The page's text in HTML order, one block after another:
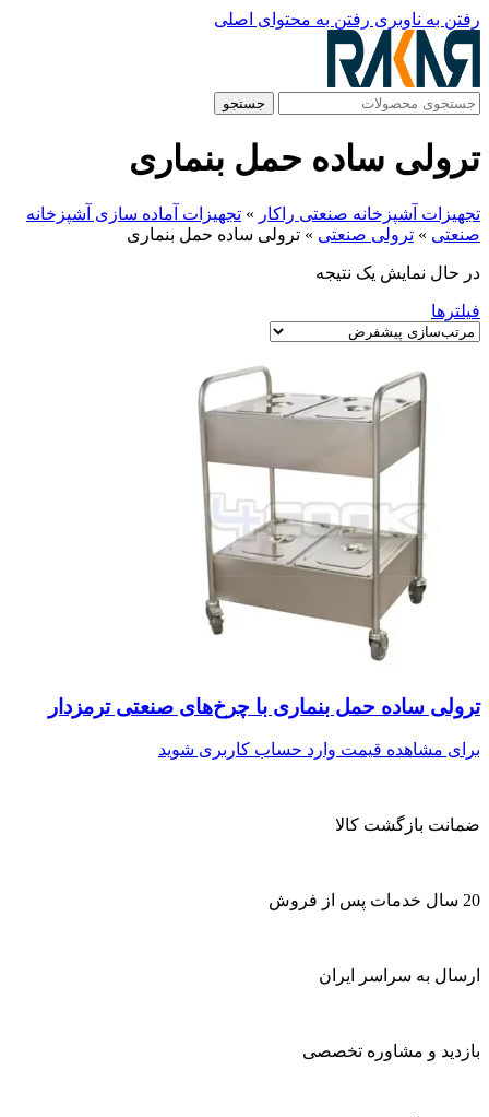
رفتن به ناوبری رفتن به محتوای اصلی
جستجو
ترولی ساده حمل بنماری
تجهیزات آشپزخانه صنعتی راکار » تجهیزات آماده سازی آشپزخانه
صنعتی » ترولی صنعتی » ترولی ساده حمل بنماری
در حال نمایش یک نتیجه
فیلترها
ترولی ساده حمل بنماری با چرخ‌های صنعتی ترمزدار
برای مشاهده قیمت وارد حساب کاربری شوید
ضمانت بازگشت کالا
20 سال خدمات پس از فروش
ارسال به سراسر ایران
بازدید و مشاوره تخصصی